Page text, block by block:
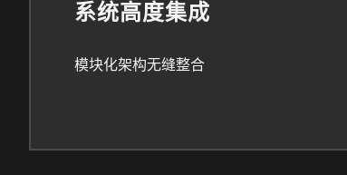
系统高度集成
模块化架构无缝整合